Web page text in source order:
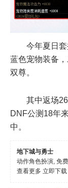
今年夏日
蓝色宠物装备
双尊。
其中返场
DNF公测18年
中。
地下城与勇士
动作角色扮演, 免费
查看更多 立即下载